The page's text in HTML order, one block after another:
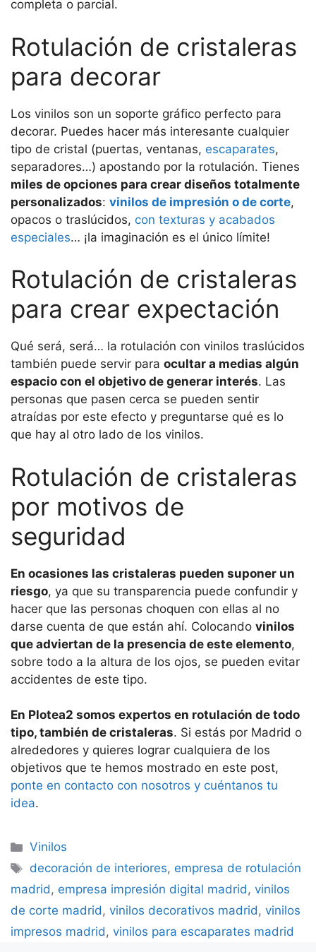
completa o parcial.
Rotulación de cristaleras
para decorar
Los vinilos son un soporte gráfico perfecto para
decorar. Puedes hacer más interesante cualquier
tipo de cristal (puertas, ventanas, escaparates,
separadores…) apostando por la rotulación. Tienes
miles de opciones para crear diseños totalmente
personalizados: vinilos de impresión o de corte,
opacos o traslúcidos, con texturas y acabados
especiales… ¡la imaginación es el único límite!
Rotulación de cristaleras
para crear expectación
Qué será, será… la rotulación con vinilos traslúcidos
también puede servir para ocultar a medias algún
espacio con el objetivo de generar interés. Las
personas que pasen cerca se pueden sentir
atraídas por este efecto y preguntarse qué es lo
que hay al otro lado de los vinilos.
Rotulación de cristaleras
por motivos de
seguridad
En ocasiones las cristaleras pueden suponer un
riesgo, ya que su transparencia puede confundir y
hacer que las personas choquen con ellas al no
darse cuenta de que están ahí. Colocando vinilos
que adviertan de la presencia de este elemento,
sobre todo a la altura de los ojos, se pueden evitar
accidentes de este tipo.
En Plotea2 somos expertos en rotulación de todo
tipo, también de cristaleras. Si estás por Madrid o
alrededores y quieres lograr cualquiera de los
objetivos que te hemos mostrado en este post,
ponte en contacto con nosotros y cuéntanos tu
idea.
Categorías
Vinilos
Etiquetas
decoración de interiores, empresa de rotulación
madrid, empresa impresión digital madrid, vinilos
de corte madrid, vinilos decorativos madrid, vinilos
impresos madrid, vinilos para escaparates madrid